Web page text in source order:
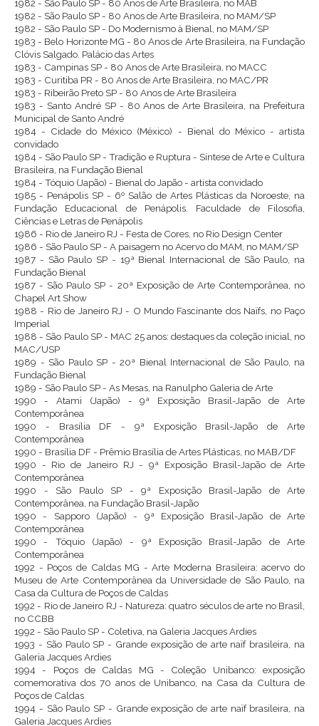
1982 - São Paulo SP - 80 Anos de Arte Brasileira, no MAB
1982 - São Paulo SP - 80 Anos de Arte Brasileira, no MAM/SP
1982 - São Paulo SP - Do Modernismo à Bienal, no MAM/SP
1983 - Belo Horizonte MG - 80 Anos de Arte Brasileira, na Fundação
Clóvis Salgado. Palácio das Artes
1983 - Campinas SP - 80 Anos de Arte Brasileira, no MACC
1983 - Curitiba PR - 80 Anos de Arte Brasileira, no MAC/PR
1983 - Ribeirão Preto SP - 80 Anos de Arte Brasileira
1983 - Santo André SP - 80 Anos de Arte Brasileira, na Prefeitura
Municipal de Santo André
1984 - Cidade do México (México) - Bienal do México - artista
convidado
1984 - São Paulo SP - Tradição e Ruptura - Síntese de Arte e Cultura
Brasileira, na Fundação Bienal
1984 - Tóquio (Japão) - Bienal do Japão - artista convidado
1985 - Penápolis SP - 6º Salão de Artes Plásticas da Noroeste, na
Fundação Educacional de Penápolis. Faculdade de Filosofia,
Ciências e Letras de Penápolis
1986 - Rio de Janeiro RJ - Festa de Cores, no Rio Design Center
1986 - São Paulo SP - A paisagem no Acervo do MAM, no MAM/SP
1987 - São Paulo SP - 19ª Bienal Internacional de São Paulo, na
Fundação Bienal
1987 - São Paulo SP - 20ª Exposição de Arte Contemporânea, no
Chapel Art Show
1988 - Rio de Janeiro RJ - O Mundo Fascinante dos Naïfs, no Paço
Imperial
1988 - São Paulo SP - MAC 25 anos: destaques da coleção inicial, no
MAC/USP
1989 - São Paulo SP - 20ª Bienal Internacional de São Paulo, na
Fundação Bienal
1989 - São Paulo SP - As Mesas, na Ranulpho Galeria de Arte
1990 - Atami (Japão) - 9ª Exposição Brasil-Japão de Arte
Contemporânea
1990 - Brasília DF - 9ª Exposição Brasil-Japão de Arte
Contemporânea
1990 - Brasília DF - Prêmio Brasília de Artes Plásticas, no MAB/DF
1990 - Rio de Janeiro RJ - 9ª Exposição Brasil-Japão de Arte
Contemporânea
1990 - São Paulo SP - 9ª Exposição Brasil-Japão de Arte
Contemporânea, na Fundação Brasil-Japão
1990 - Sapporo (Japão) - 9ª Exposição Brasil-Japão de Arte
Contemporânea
1990 - Tóquio (Japão) - 9ª Exposição Brasil-Japão de Arte
Contemporânea
1992 - Poços de Caldas MG - Arte Moderna Brasileira: acervo do
Museu de Arte Contemporânea da Universidade de São Paulo, na
Casa da Cultura de Poços de Caldas
1992 - Rio de Janeiro RJ - Natureza: quatro séculos de arte no Brasil,
no CCBB
1992 - São Paulo SP - Coletiva, na Galeria Jacques Ardies
1993 - São Paulo SP - Grande exposição de arte naïf brasileira, na
Galeria Jacques Ardies
1994 - Poços de Caldas MG - Coleção Unibanco: exposição
comemorativa dos 70 anos de Unibanco, na Casa da Cultura de
Poços de Caldas
1994 - São Paulo SP - Grande exposição de arte naïf brasileira, na
Galeria Jacques Ardies